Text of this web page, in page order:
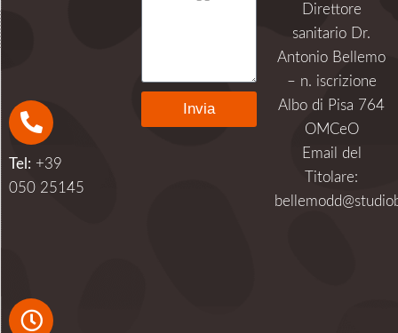
Tel: +39
050 25145
Invia
Direttore
sanitario Dr.
Antonio Bellemo
– n. iscrizione
Albo di Pisa 764
OMCeO
Email del
Titolare: